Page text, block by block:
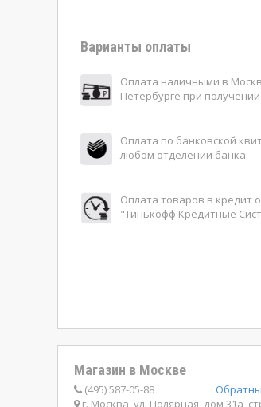
Варианты оплаты
Оплата наличными в
Петербурге при
Оплата по банковской
любом отделении банка
Оплата товаров в кредит
"Тинькофф Кредитные
Магазин в Москве
(495) 587-05-88
г. Москва, ул. Полярная, дом 31а,